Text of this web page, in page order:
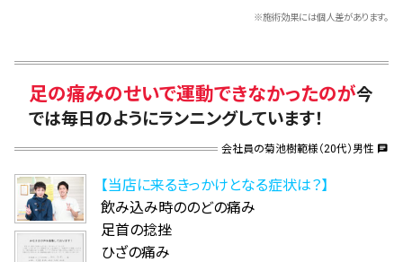
※施術効果には個人差があります。
足の痛みのせいで運動できなかったのが今
では毎日のようにランニングしています！
会社員の菊池樹範様（20代）男性 chat
【当店に来るきっかけとなる症状は？】
飲み込み時ののどの痛み
足首の捻挫
ひざの痛み